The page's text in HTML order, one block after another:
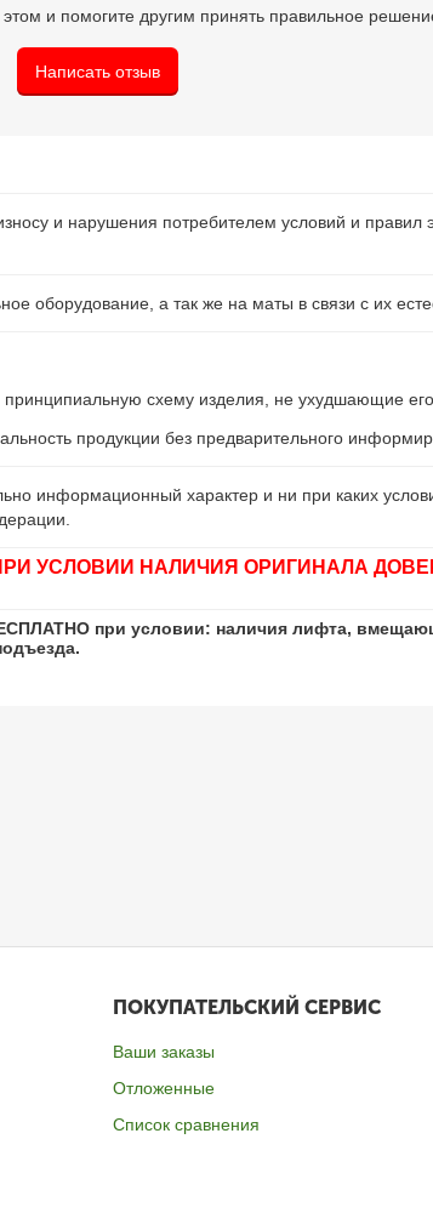
и помогите другим принять правильное
Написать отзыв
и нарушения потребителем условий и правил
оборудование, а так же на маты в связи с их
схему изделия, не ухудшающие его
продукции без предварительного
информационный характер и ни при каких
УСЛОВИИ НАЛИЧИЯ ОРИГИНАЛА
при условии: наличия лифта,
ПОКУПАТЕЛЬСКИЙ СЕРВИС
Ваши заказы
Отложенные
Список сравнения